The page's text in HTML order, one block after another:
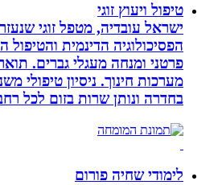
טיפול ויעוץ זוגי
ישראל עובדיה, מטפל זוגי שנעזר
הפסיכולוגיה הדינמית והטיפול
פרטני ומנחה מעגלי גברים. תואר
בחדרה ונותן שרות בזום לכל
לימודי שחיה פורום